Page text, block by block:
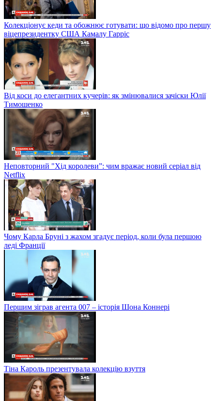
Колекціонує кеди та обожнює готувати: що відомо про першу
віцепрезидентку США Камалу Гарріс
Від коси до елегантних кучерів: як змінювалися зачіски Юлії
Тимошенко
Неповторний "Хід королеви”: чим вражає новий серіал від
Netflix
Чому Карла Бруні з жахом згадує період, коли була першою
леді Франції
Першим зіграв агента 007 – історія Шона Коннері
Тіна Кароль презентувала колекцію взуття